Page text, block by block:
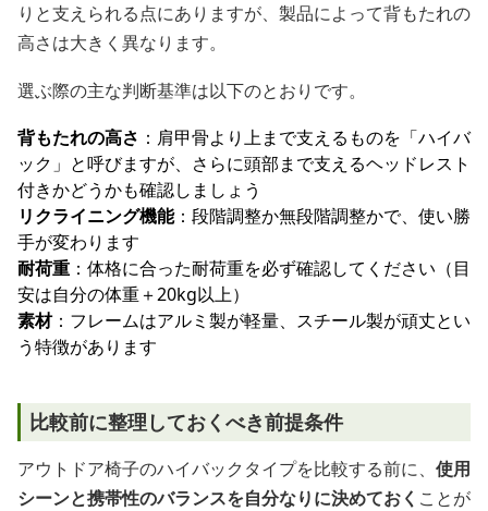
りと支えられる点にありますが、製品によって背もたれの
高さは大きく異なります。
選ぶ際の主な判断基準は以下のとおりです。
背もたれの高さ ：肩甲骨より上まで支えるものを「ハイバ
ック」と呼びますが、さらに頭部まで支えるヘッドレスト
付きかどうかも確認しましょう
リクライニング機能：段階調整か無段階調整かで、使い勝
手が変わります
耐荷重 ：体格に合った耐荷重を必ず確認してください（目
安は自分の体重＋20kg以上）
素材：フレームはアルミ製が軽量、スチール製が頑丈とい
う特徴があります
比較前に整理しておくべき前提条件
アウトドア椅子のハイバックタイプを比較する前に、 使用
シーンと携帯性のバランスを自分なりに決めておく ことが